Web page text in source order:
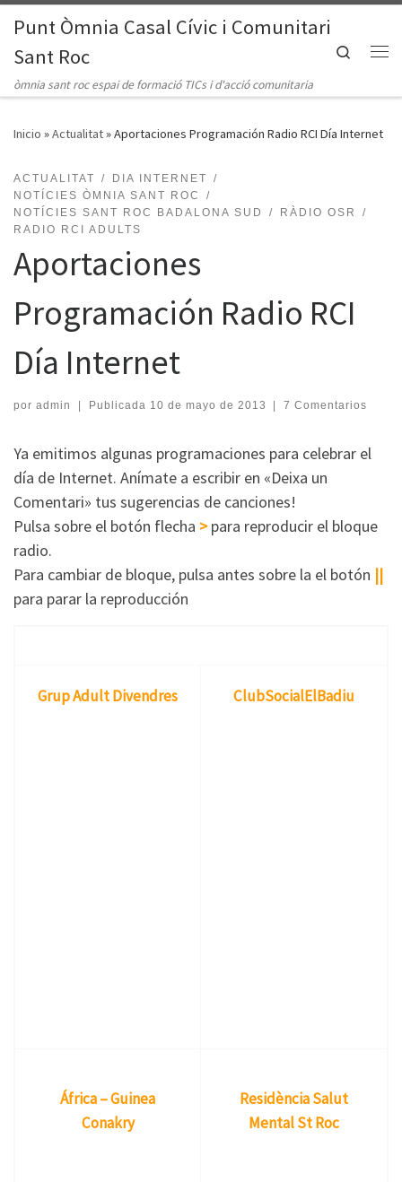
Saltar al contenido
Punt Òmnia Casal Cívic i Comunitari
Sant Roc
òmnia sant roc espai de formació TICs i d'acció comunitaria
Search
Inicio »Actualitat»Aportaciones Programación Radio RCI Día Internet
ACTUALITAT
DIA INTERNET
NOTÍCIES ÒMNIA SANT ROC
NOTÍCIES SANT ROC BADALONA SUD
RÀDIO OSR
RADIO RCI ADULTS
Aportaciones
Programación Radio RCI
Día Internet
por admin Publicada 10 de mayo de 2013 7 Comentarios
Ya emitimos algunas programaciones para celebrar el
día de Internet. Anímate a escribir en «Deixa un
Comentari» tus sugerencias de canciones!
Pulsa sobre el botón flecha > para reproducir el bloque
radio.
Para cambiar de bloque, pulsa antes sobre la el botón ||
para parar la reproducción
Grup Adult Divendres ClubSocialElBadiu
África – Guinea
Conakry
Residència Salut
Mental St Roc